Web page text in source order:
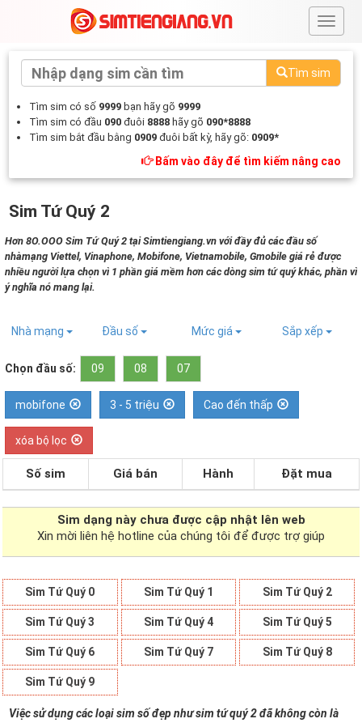
#
Tìm sim
Tìm sim có số 9999 bạn hãy gõ 9999
Tìm sim có đầu 090 đuôi 8888 hãy gõ 090*8888
Tìm sim bắt đầu bằng 0909 đuôi bất kỳ, hãy gõ: 0909*
Bấm vào đây để tìm kiếm nâng cao
Sim Tứ Quý 2
Hơn 8O.OOO Sim Tứ Quý 2 tại Simtiengiang.vn với đầy đủ các đầu số
nhàmạng Viettel, Vinaphone, Mobifone, Vietnamobile, Gmobile giá rẻ được
nhiều người lựa chọn vì 1 phần giá mềm hơn các dòng sim tứ quý khác, phần vì
ý nghĩa nó mang lại.
Nhà mạng Đầu số Mức giá Sắp xếp
Chọn đầu số: 09 08 07
mobifone 3 - 5 triệu Cao đến thấp
xóa bộ lọc
Số sim Giá bán Hành Đặt mua
Sim dạng này chưa được cập nhật lên web
Xin mời liên hệ hotline của chúng tôi để được trợ giúp
Sim Tứ Quý 0 Sim Tứ Quý 1 Sim Tứ Quý 2
Sim Tứ Quý 3 Sim Tứ Quý 4 Sim Tứ Quý 5
Sim Tứ Quý 6 Sim Tứ Quý 7 Sim Tứ Quý 8
Sim Tứ Quý 9
Việc sử dụng các loại sim số đẹp như sim tứ quý 2 đã không còn là